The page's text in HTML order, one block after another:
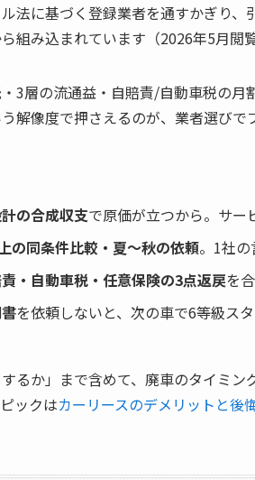
法に基づく登録業者を通すかぎり、
組み込まれています（2026年5月閲覧
3層の流通益・自賠責/自動車税の月
解像度で押さえるのが、業者選びで
の合成収支で原価が立つから。サー
の同条件比較・夏〜秋の依頼。1社
・自動車税・任意保険の3点返戻を
を依頼しないと、次の車で6等級ス
るか」まで含めて、廃車のタイミン
ックはカーリースのデメリットと後